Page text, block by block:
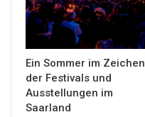
Ein Sommer im Zeichen
der Festivals und
Ausstellungen im
Saarland